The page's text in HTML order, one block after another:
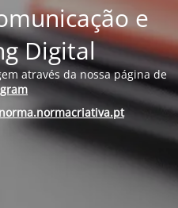
e
Digital
através da nossa página de
norma.normacriativa.pt